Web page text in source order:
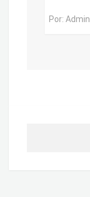
Por: Admin